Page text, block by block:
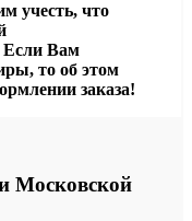
учесть, что
Если Вам
то об этом
заказа!
Московской